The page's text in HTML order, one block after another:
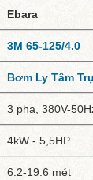
Ebara
3M 65-125/4.0
Bơm Ly Tâm
3 pha, 380V-
4kW - 5,5HP
6.2-19.6 mét